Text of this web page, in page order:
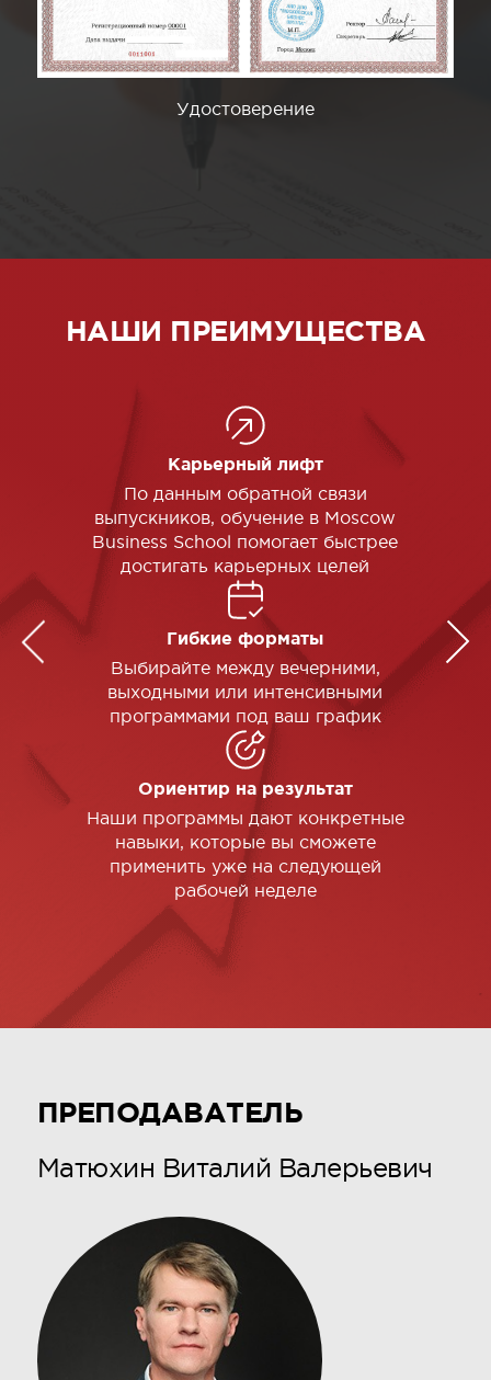
Удостоверение
НАШИ ПРЕИМУЩЕСТВА
Карьерный лифт
По данным обратной связи
выпускников, обучение в Moscow
Business School помогает быстрее
достигать карьерных целей
Гибкие форматы
Выбирайте между вечерними,
выходными или интенсивными
программами под ваш график
Ориентир на результат
Наши программы дают конкретные
навыки, которые вы сможете
применить уже на следующей
рабочей неделе
ПРЕПОДАВАТЕЛЬ
Матюхин Виталий Валерьевич